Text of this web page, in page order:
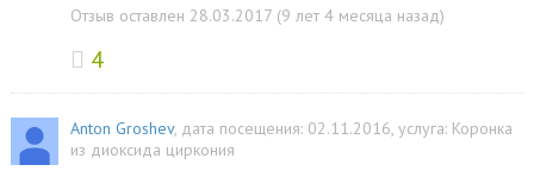
Отзыв оставлен 28.03.2017 (9 лет 4 месяца назад)
4
Anton Groshev, дата посещения: 02.11.2016, услуга: Коронка
из диоксида циркония